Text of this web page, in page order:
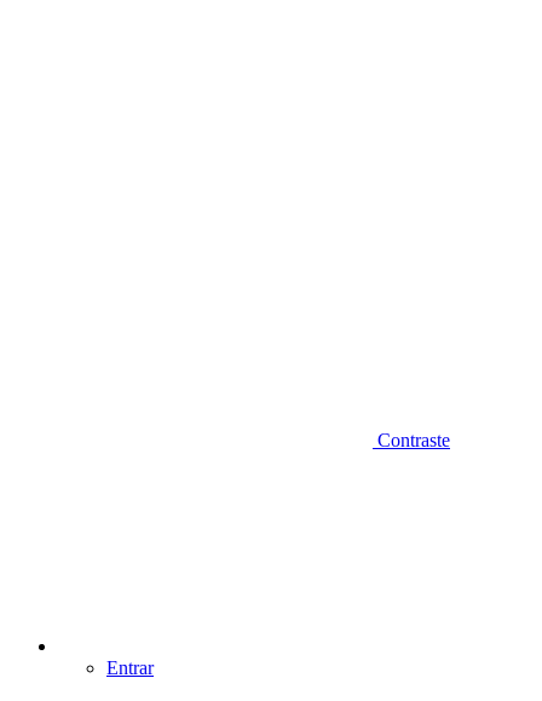
Contraste
Entrar